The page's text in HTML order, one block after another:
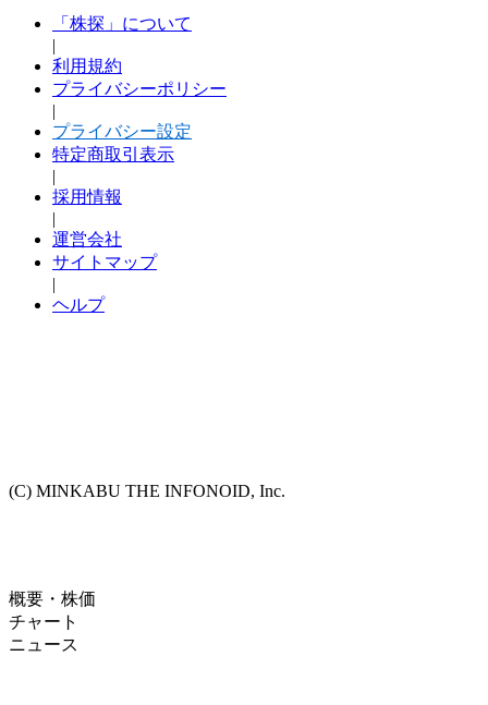
「株探」について
|
利用規約
プライバシーポリシー
|
プライバシー設定
特定商取引表示
|
採用情報
|
運営会社
サイトマップ
|
ヘルプ
(C) MINKABU THE INFONOID, Inc.
概要・株価
チャート
ニュース